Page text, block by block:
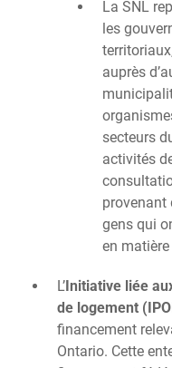
La SNL
les
auprès
secteurs
activités
provenant
gens qui
en
L’Initiative liée
de logement
financement
Ontario. Cette